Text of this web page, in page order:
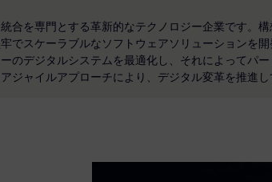
を専門とする革新的なテクノロジー企業です。
でスケーラブルなソフトウェアソリューションを
のデジタルシステムを最適化し、それによってパ
ャイルアプローチにより、デジタル変革を推進し